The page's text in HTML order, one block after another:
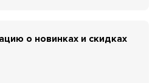
о новинках и скидках